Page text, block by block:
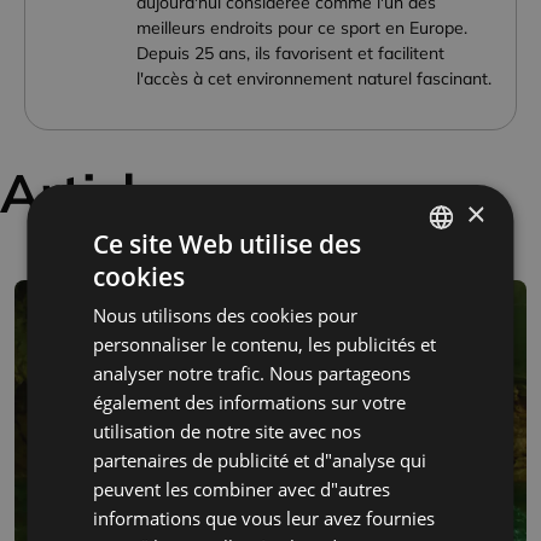
meilleurs endroits pour ce sport en Europe.
Depuis 25 ans, ils favorisent et facilitent
l'accès à cet environnement naturel fascinant.
Articles connexes ×
Ce site Web utilise des
cookies
Nous utilisons des cookies pour
personnaliser le contenu, les publicités et
analyser notre trafic. Nous partageons
également des informations sur votre
utilisation de notre site avec nos
partenaires de publicité et d"analyse qui
peuvent les combiner avec d"autres
informations que vous leur avez fournies